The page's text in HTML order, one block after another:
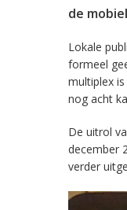
de
Lokale
formeel
multiplex
nog acht
De uitrol
december
verder